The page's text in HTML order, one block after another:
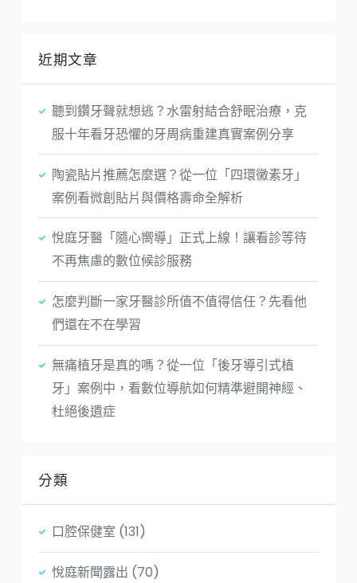
近期文章
聽到鑽牙聲就想逃？水雷射結合舒眠治療，克
服十年看牙恐懼的牙周病重建真實案例分享
陶瓷貼片推薦怎麼選？從一位「四環黴素牙」
案例看微創貼片與價格壽命全解析
悅庭牙醫「隨心嚮導」正式上線！讓看診等待
不再焦慮的數位候診服務
怎麼判斷一家牙醫診所值不值得信任？先看他
們還在不在學習
無痛植牙是真的嗎？從一位「後牙導引式植
牙」案例中，看數位導航如何精準避開神經、
杜絕後遺症
分類
口腔保健室 (131)
悅庭新聞露出 (70)